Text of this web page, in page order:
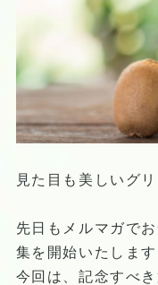
見た目も美しいグ
先日もメルマガで
集を開始いたします
今回は、記念すべ